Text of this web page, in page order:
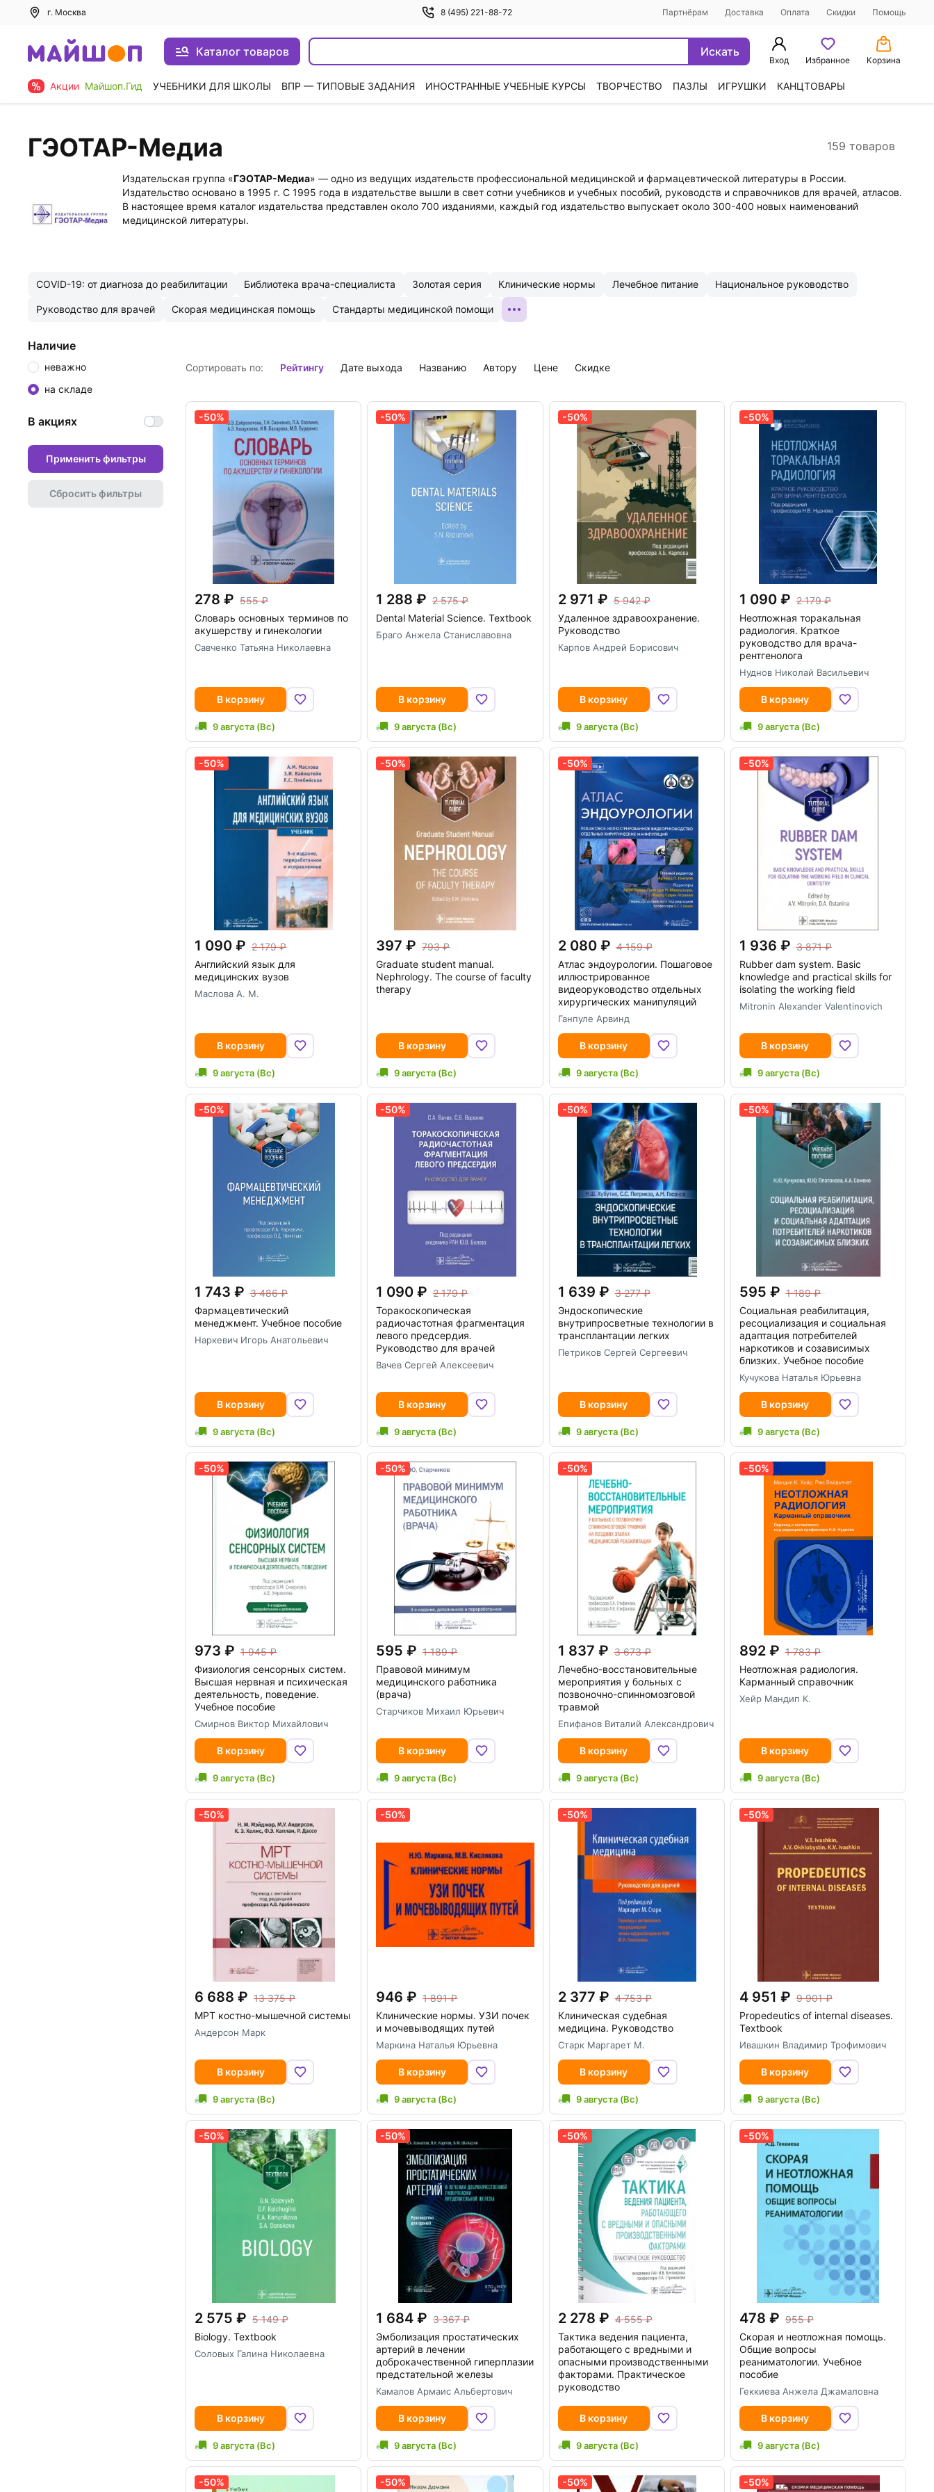
г. Москва 8 (495) 221-88-72 Партнёрам Доставка Оплата Скидки Помощь
Каталог товаров Искать
Вход Избранное Корзина
Акции Майшоп.Гид УЧЕБНИКИ ДЛЯ ШКОЛЫ ВПР — ТИПОВЫЕ ЗАДАНИЯ ИНОСТРАННЫЕ УЧЕБНЫЕ КУРСЫ ТВОРЧЕСТВО ПАЗЛЫ ИГРУШКИ КАНЦТОВАРЫ
ГЭОТАР-Медиа 159 товаров
Издательская группа «ГЭОТАР-Медиа» — одно из ведущих издательств профессиональной медицинской и фармацевтической литературы в России.
Издательство основано в 1995 г. С 1995 года в издательстве вышли в свет сотни учебников и учебных пособий, руководств и справочников для врачей, атласов.
В настоящее время каталог издательства представлен около 700 изданиями, каждый год издательство выпускает около 300-400 новых наименований
медицинской литературы.
COVID-19: от диагноза до реабилитации Библиотека врача-специалиста Золотая серия Клинические нормы Лечебное питание Национальное руководство
Руководство для врачей Скорая медицинская помощь Стандарты медицинской помощи
Сортировать по: рейтингу дате выхода названию автору цене скидке
-50%
278
555
Словарь основных терминов по
акушерству и гинекологии
Савченко Татьяна Николаевна
В корзину
9 августа (Вс)
-50%
1 288
2 575
Dental Material Science. Textbook
Браго Анжела Станиславовна
В корзину
9 августа (Вс)
-50%
2 971
5 942
Удаленное здравоохранение.
Руководство
Карпов Андрей Борисович
В корзину
9 августа (Вс)
-50%
1 090
2 179
Неотложная торакальная
радиология. Краткое
руководство для врача-
рентгенолога
Нуднов Николай Васильевич
В корзину
9 августа (Вс)
-50%
1 090
2 179
Английский язык для
медицинских вузов
Маслова А. М.
В корзину
9 августа (Вс)
-50%
397
793
Graduate student manual.
Nephrology. The course of faculty
therapy
В корзину
9 августа (Вс)
-50%
2 080
4 159
Атлас эндоурологии. Пошаговое
иллюстрированное
видеоруководство отдельных
хирургических манипуляций
Ганпуле Арвинд
В корзину
9 августа (Вс)
-50%
1 936
3 871
Rubber dam system. Basic
knowledge and practical skills for
isolating the working field
Mitronin Alexander Valentinovich
В корзину
9 августа (Вс)
-50%
1 743
3 486
Фармацевтический
менеджмент. Учебное пособие
Наркевич Игорь Анатольевич
В корзину
9 августа (Вс)
-50%
1 090
2 179
Торакоскопическая
радиочастотная фрагментация
левого предсердия.
Руководство для врачей
Вачев Сергей Алексеевич
В корзину
9 августа (Вс)
-50%
1 639
3 277
Эндоскопические
внутрипросветные технологии в
трансплантации легких
Петриков Сергей Сергеевич
В корзину
9 августа (Вс)
-50%
595
1 189
Социальная реабилитация,
ресоциализация и социальная
адаптация потребителей
наркотиков и созависимых
близких. Учебное пособие
Кучукова Наталья Юрьевна
В корзину
9 августа (Вс)
-50%
973
1 945
Физиология сенсорных систем.
Высшая нервная и психическая
деятельность, поведение.
Учебное пособие
Смирнов Виктор Михайлович
В корзину
9 августа (Вс)
-50%
595
1 189
Правовой минимум
медицинского работника
(врача)
Старчиков Михаил Юрьевич
В корзину
9 августа (Вс)
-50%
1 837
3 673
Лечебно-восстановительные
мероприятия у больных с
позвоночно-спинномозговой
травмой
Епифанов Виталий Александрович
В корзину
9 августа (Вс)
-50%
892
1 783
Неотложная радиология.
Карманный справочник
Хейр Мандип К.
В корзину
9 августа (Вс)
-50%
6 688
13 375
МРТ костно-мышечной системы
Андерсон Марк
В корзину
9 августа (Вс)
-50%
946
1 891
Клинические нормы. УЗИ почек
и мочевыводящих путей
Маркина Наталья Юрьевна
В корзину
9 августа (Вс)
-50%
2 377
4 753
Клиническая судебная
медицина. Руководство
Старк Маргарет М.
В корзину
9 августа (Вс)
-50%
4 951
9 901
Propedeutics of internal diseases.
Textbook
Ивашкин Владимир Трофимович
В корзину
9 августа (Вс)
-50%
2 575
5 149
Biology. Textbook
Соловых Галина Николаевна
В корзину
9 августа (Вс)
-50%
1 684
3 367
Эмболизация простатических
артерий в лечении
доброкачественной гиперплазии
предстательной железы
Камалов Армаис Альбертович
В корзину
9 августа (Вс)
-50%
2 278
4 555
Тактика ведения пациента,
работающего с вредными и
опасными производственными
факторами. Практическое
руководство
В корзину
9 августа (Вс)
-50%
478
955
Скорая и неотложная помощь.
Общие вопросы
реаниматологии. Учебное
пособие
Геккиева Анжела Джамаловна
В корзину
9 августа (Вс)
-50% -50% -50% -50%
Наличие
неважно
на складе
В акциях
Применить фильтры
Сбросить фильтры